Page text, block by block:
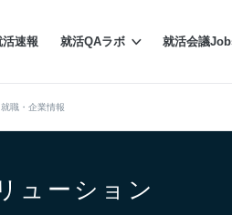
活速報 就活QAラボ 就活会議
職・企業情報
ューション